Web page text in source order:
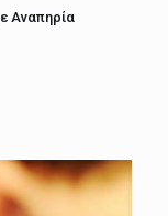
Αναπηρία